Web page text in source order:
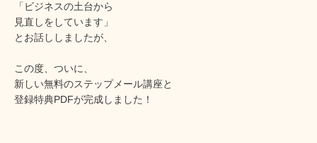
「ビジネスの土台から
見直しをしています」
とお話ししましたが、
この度、ついに、
新しい無料のステップメール講座と
登録特典PDFが完成しました！